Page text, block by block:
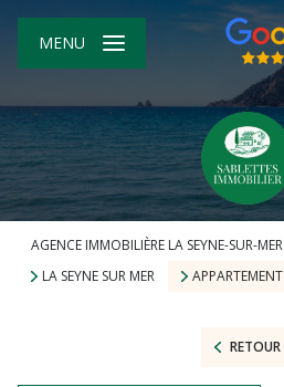
MENU
AGENCE IMMOBILIÈRE LA SEYNE-SUR-MER
LA SEYNE SUR MER
APPARTEMENT
RETOUR